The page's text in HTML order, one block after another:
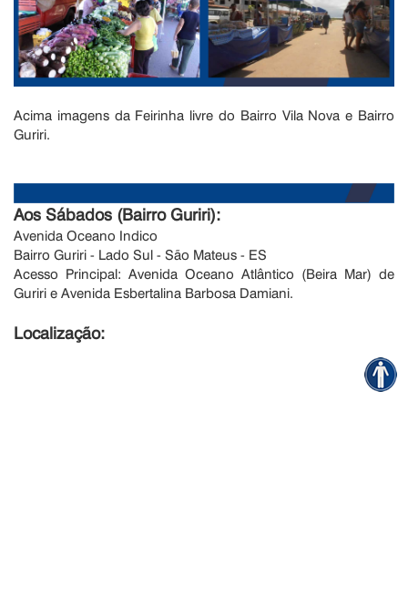
Acima imagens da Feirinha livre do Bairro Vila Nova e Bairro
Guriri.
Aos Sábados (Bairro Guriri):
Avenida Oceano Indico
Bairro Guriri - Lado Sul - São Mateus - ES
Acesso Principal: Avenida Oceano Atlântico (Beira Mar) de
Guriri e Avenida Esbertalina Barbosa Damiani.
Localização: